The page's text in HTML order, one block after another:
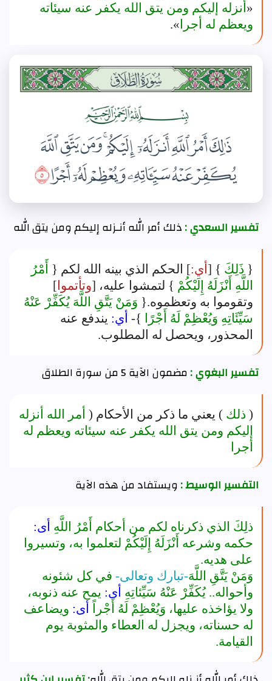
« أنزله إليكم ومن يتق الله يكفر عنه سيئاته
ويعظم له أجرا ».
تفسير السعدي :ذلك أمر الله أنـزله إليكم ومن يتق الله
{ ذَلِكَ } [ أي:] الحكم الذي بينه الله لكم { أَمْرُ
اللَّهِ أَنْزَلَهُ إِلَيْكُمْ } لتمشوا عليه، [وتأتموا ]
وتقوموا به وتعظموه.{ وَمَنْ يَتَّقِ اللَّهَ يُكَفِّرْ عَنْهُ
سَيِّئَاتِهِ وَيُعْظِمْ لَهُ أَجْرًا }- أي: يندفع عنه
المحذور، ويحصل له المطلوب.
تفسير البغوي :مضمون الآية 5 من سورة الطلاق
( ذلك ) يعني ما ذكر من الأحكام ( أمر الله أنزله
إليكم ومن يتق الله يكفر عنه سيئاته ويعظم له
أجرا
التفسير الوسيط :ويستفاد من هذه الآية
ذلِكَ الذي ذكرناه لكم من أحكام أَمْرُ اللَّهِ أى:
حكمه وشرعه أَنْزَلَهُ إِلَيْكُمْ لتعلموا به، وتسيروا
على هديه.
وَمَنْ يَتَّقِ اللَّهَ-تبارك وتعالى- في كل شئونه
وأحواله.. يُكَفِّرْ عَنْهُ سَيِّئاتِهِ أى: يمح عنه ذنوبه،
ولا يؤاخذه عليها، وَيُعْظِمْ لَهُ أَجْراً
أى: ويضاعف
له حسناته، ويجزل له العطاء والمثوبة يوم
القيامة.